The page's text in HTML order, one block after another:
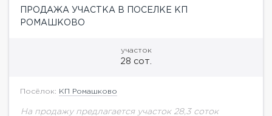
ПРОДАЖА УЧАСТКА В ПОСЕЛКЕ КП
РОМАШКОВО
участок
28 сот.
Посёлок: КП Ромашково
На продажу предлагается участок 28,3 соток